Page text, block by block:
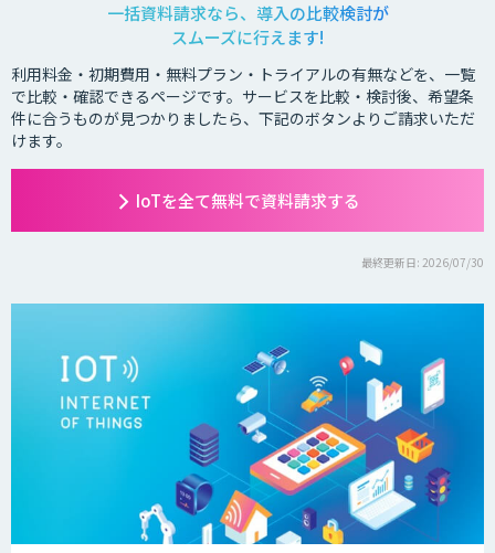
一括資料請求なら、導入の比較検討が
スムーズに行えます!
利用料金・初期費用・無料プラン・トライアルの有無などを、一覧
で比較・確認できるページです。サービスを比較・検討後、希望条
件に合うものが見つかりましたら、下記のボタンよりご請求いただ
けます。
IoTを全て無料で資料請求する
最終更新日: 2026/07/30